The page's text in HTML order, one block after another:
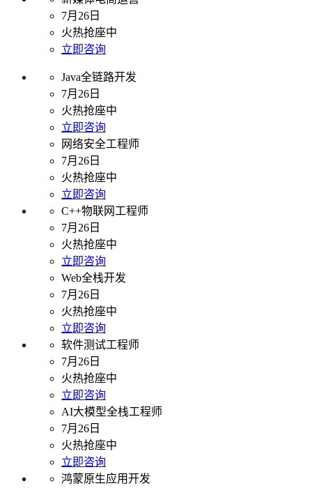
7月26日
火热抢座中
立即咨询
Java全链路开发
7月26日
火热抢座中
立即咨询
网络安全工程师
7月26日
火热抢座中
立即咨询
C++物联网工程师
7月26日
火热抢座中
立即咨询
Web全栈开发
7月26日
火热抢座中
立即咨询
软件测试工程师
7月26日
火热抢座中
立即咨询
AI大模型全栈工程师
7月26日
火热抢座中
立即咨询
鸿蒙原生应用开发